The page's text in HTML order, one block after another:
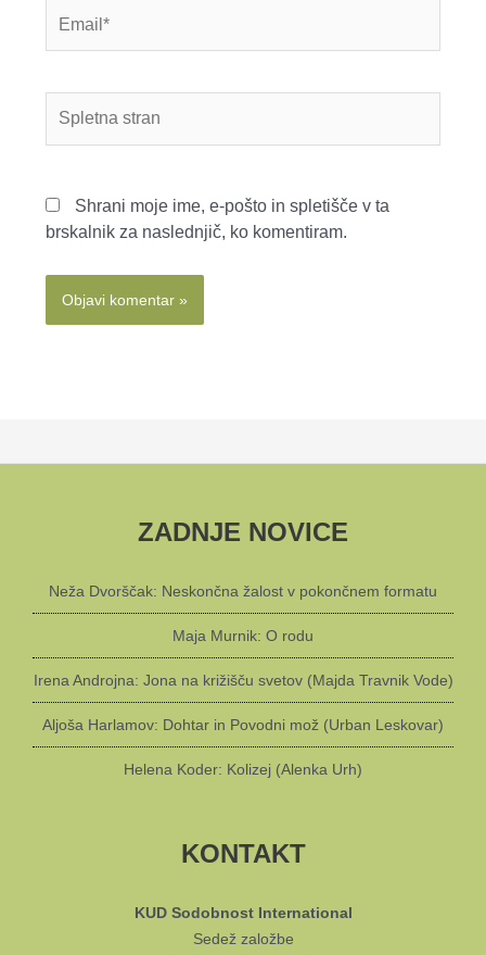
stran
Shrani moje ime, e-pošto in spletišče v ta
brskalnik za naslednjič, ko komentiram.
ZADNJE NOVICE
Neža Dvorščak: Neskončna žalost v pokončnem formatu
Maja Murnik: O rodu
Irena Androjna: Jona na križišču svetov (Majda Travnik Vode)
Aljoša Harlamov: Dohtar in Povodni mož (Urban Leskovar)
Helena Koder: Kolizej (Alenka Urh)
KONTAKT
KUD Sodobnost International
Sedež založbe